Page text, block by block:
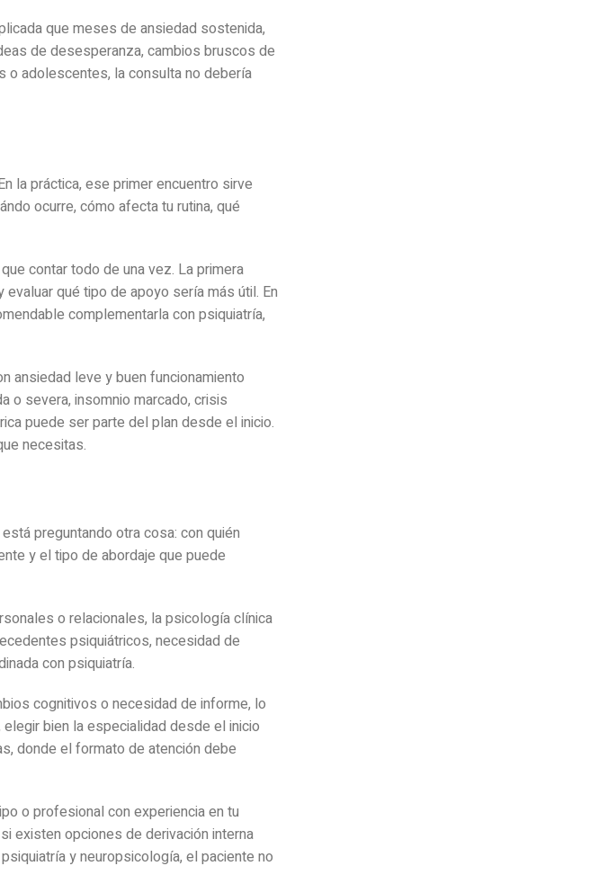
que meses de ansiedad sostenida,
de desesperanza, cambios bruscos de
o adolescentes, la consulta no debería
la práctica, ese primer encuentro sirve
ocurre, cómo afecta tu rutina, qué
contar todo de una vez. La primera
qué tipo de apoyo sería más útil. En
complementarla con psiquiatría,
ansiedad leve y buen funcionamiento
o severa, insomnio marcado, crisis
puede ser parte del plan desde el inicio.
necesitas.
preguntando otra cosa: con quién
y el tipo de abordaje que puede
o relacionales, la psicología clínica
psiquiátricos, necesidad de
con psiquiatría.
cognitivos o necesidad de informe, lo
bien la especialidad desde el inicio
donde el formato de atención debe
o profesional con experiencia en tu
existen opciones de derivación interna
y neuropsicología, el paciente no